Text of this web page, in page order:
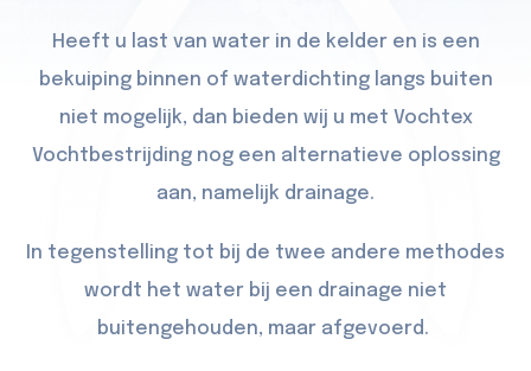
Heeft u last van water in de kelder en is een
bekuiping binnen of waterdichting langs buiten
niet mogelijk, dan bieden wij u met Vochtex
Vochtbestrijding nog een alternatieve oplossing
aan, namelijk drainage.
In tegenstelling tot bij de twee andere methodes
wordt het water bij een drainage niet
buitengehouden, maar afgevoerd.